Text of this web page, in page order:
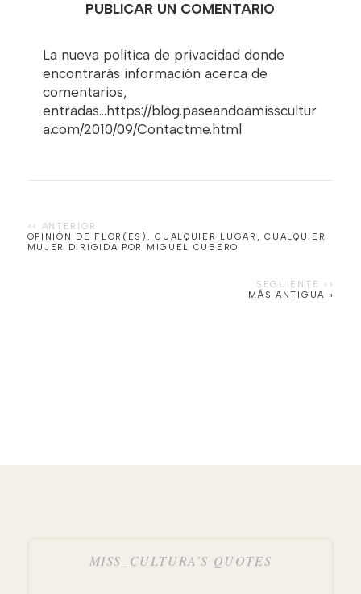
PUBLICAR UN COMENTARIO
La nueva politica de privacidad donde
encontrarás información acerca de
comentarios,
entradas...https://blog.paseandoamisscultur
a.com/2010/09/Contactme.html
OPINIÓN DE FLOR(ES). CUALQUIER LUGAR, CUALQUIER
MUJER DIRIGIDA POR MIGUEL CUBERO
MÁS ANTIGUA »
MISS_CULTURA’S QUOTES